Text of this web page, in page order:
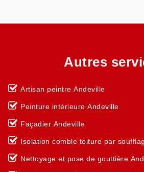
Autres
Artisan peintre Andeville
Peinture intérieure Andeville
Façadier Andeville
Isolation comble toiture par
Nettoyage et pose de gouttière